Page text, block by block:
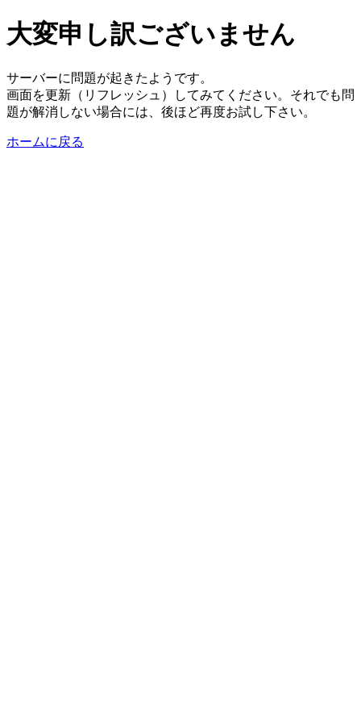
大変申し訳ございません
サーバーに問題が起きたようです。
画面を更新（リフレッシュ）してみてください。それでも問
題が解消しない場合には、後ほど再度お試し下さい。
ホームに戻る